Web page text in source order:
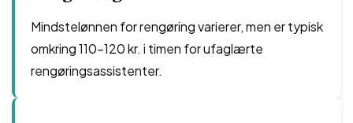
Mindstelønnen for rengøring varierer, men er typisk
omkring 110-120 kr. i timen for ufaglærte
rengøringsassistenter.